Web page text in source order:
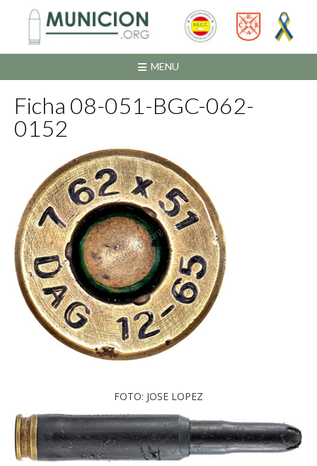
contenido
MENU
Ficha 08-051-BGC-062-
0152
FOTO: JOSE LOPEZ